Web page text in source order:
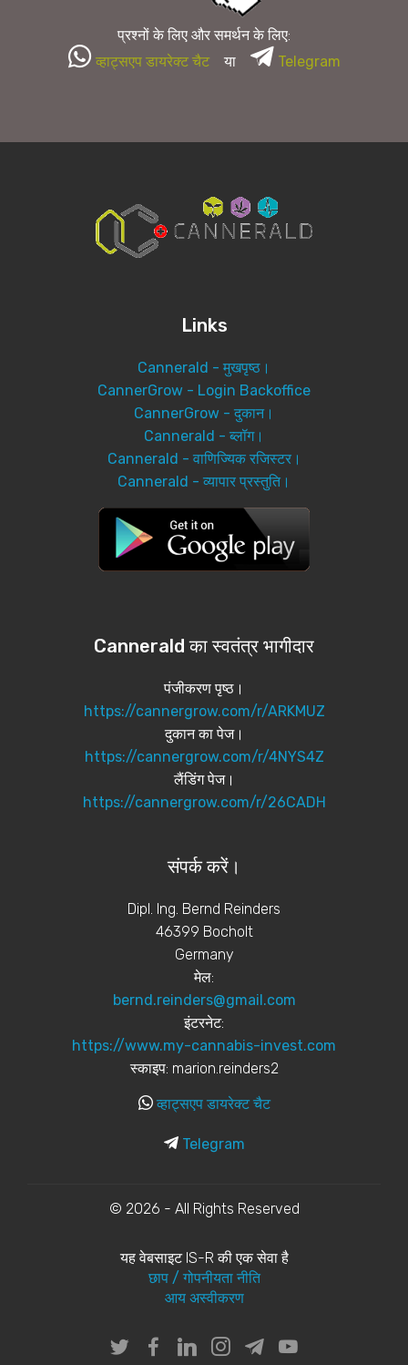
प्रश्नों के लिए और समर्थन के लिए:
व्हाट्सएप डायरेक्ट चैटया Telegram
Links
Cannerald - मुखपृष्ठ।
CannerGrow - Login Backoffice
CannerGrow - दुकान।
Cannerald - ब्लॉग।
Cannerald - वाणिज्यिक रजिस्टर।
Cannerald - व्यापार प्रस्तुति।
Cannerald का स्वतंत्र भागीदार
पंजीकरण पृष्ठ।
https://cannergrow.com/r/ARKMUZ
दुकान का पेज।
https://cannergrow.com/r/4NYS4Z
लैंडिंग पेज।
https://cannergrow.com/r/26CADH
संपर्क करें।
Dipl. Ing. Bernd Reinders
46399 Bocholt
Germany
मेल:
bernd.reinders@gmail.com
इंटरनेट:
https://www.my-cannabis-invest.com
स्काइप: marion.reinders2
व्हाट्सएप डायरेक्ट चैट
Telegram
© 2026 - All Rights Reserved
यह वेबसाइट IS-R की एक सेवा है
छाप / गोपनीयता नीति
आय अस्वीकरण